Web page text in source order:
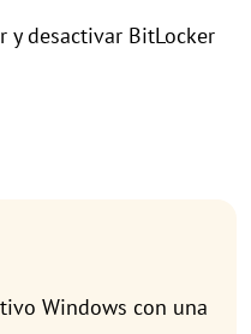
y desactivar BitLocker
Windows con una